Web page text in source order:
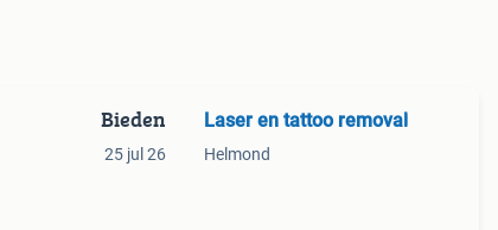
Bieden
25 jul 26
Laser en tattoo removal
Helmond